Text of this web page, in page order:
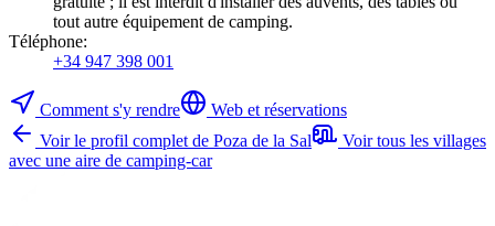
tout autre équipement de camping.
Téléphone:
+34 947 398 001
Comment s'y rendre
Web et réservations
Voir le profil complet de Poza de la Sal
Voir tous les villages
avec une aire de camping-car